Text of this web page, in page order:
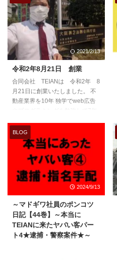
2021/2/13
令和2年8月21日 創業
合同会社 TEIANは 令和2年 8
月21日に創業いたしました。 不
動産業界を10年 独学でweb広告
やプログラミングを勉強して7年
た事が全て合わさってきている気
もします。 エクセルしかり、簿
記にしかり ドメインどうするか
問題 ホームページにもwebやる
よ。って書いてるのですが、 創
業8/21とか書いておきながらこの
記事の更新11月やないかーい。
も。 「自分の所のホームページ
は作る気にならん」これが答えで
す。 会社の顔 ...
BLOG
2024/9/13
～マドギワ社員のポンコツ
日記【44巻】～本当に
TEIANに来たヤバい客パー
ト4★逮捕・警察案件★～